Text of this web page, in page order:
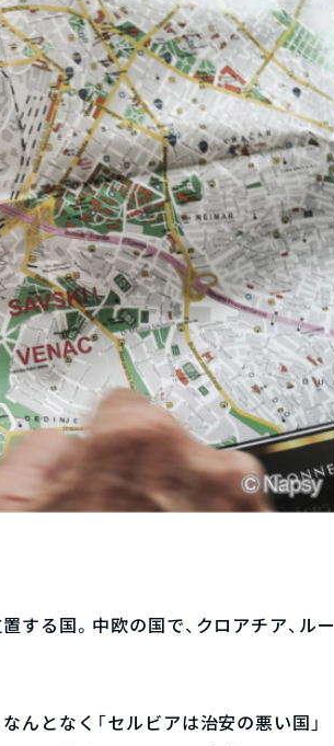
する国。中欧の国で、クロアチア、ルー
んとなく「セルビアは治安の悪い国」